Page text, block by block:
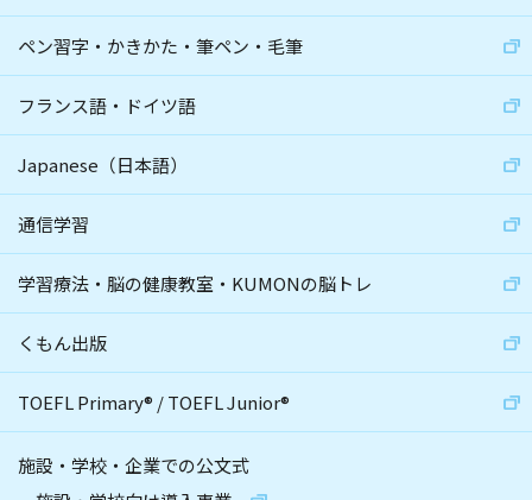
ペン習字・かきかた・筆ペン・毛筆
フランス語・ドイツ語
Japanese（日本語）
通信学習
学習療法・脳の健康教室・KUMONの脳トレ
くもん出版
TOEFL Primary® /TOEFL Junior®
施設・学校・企業での公文式